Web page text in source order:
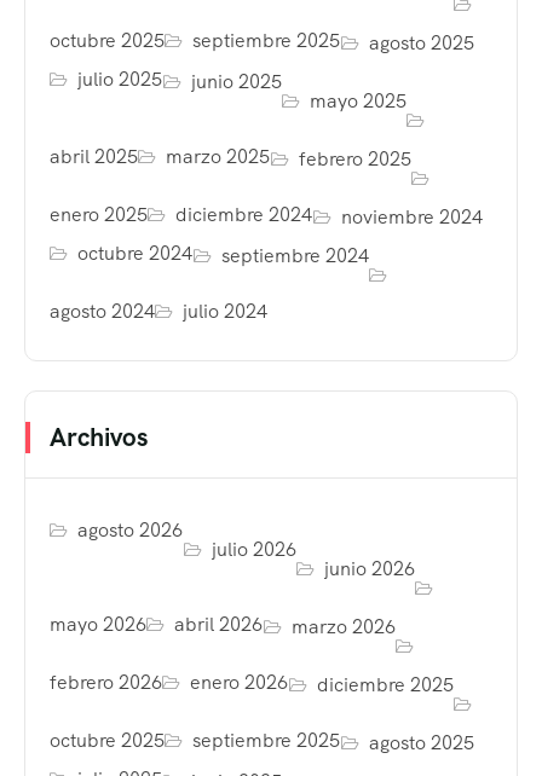
octubre 2025 septiembre 2025
agosto 2025
julio 2025
junio 2025
mayo 2025
abril 2025 marzo 2025 febrero 2025
enero 2025 diciembre 2024
noviembre 2024
octubre 2024
septiembre 2024
agosto 2024 julio 2024
Archivos
agosto 2026
julio 2026
junio 2026
mayo 2026 abril 2026 marzo 2026
febrero 2026 enero 2026 diciembre 2025
octubre 2025 septiembre 2025
agosto 2025